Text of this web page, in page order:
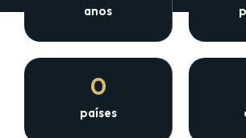
anos
países
0